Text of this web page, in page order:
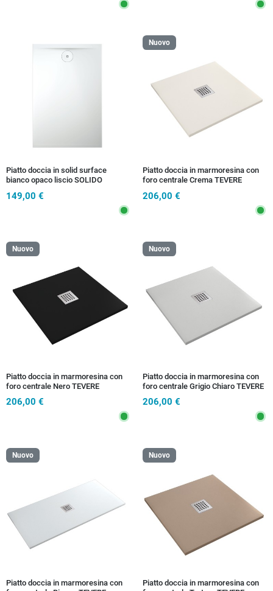
Piatto doccia in solid surface
bianco opaco liscio SOLIDO
149,00 €
Nuovo
Piatto doccia in marmoresina con
foro centrale Crema TEVERE
206,00 €
Nuovo
Piatto doccia in marmoresina con
foro centrale Nero TEVERE
206,00 €
Nuovo
Piatto doccia in marmoresina con
foro centrale Grigio Chiaro TEVERE
206,00 €
Nuovo
Piatto doccia in marmoresina con
Nuovo
Piatto doccia in marmoresina con